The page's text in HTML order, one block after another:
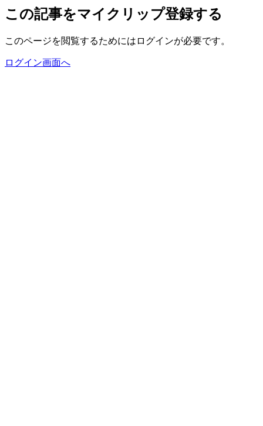
この記事をマイクリップ登録する
このページを閲覧するためにはログインが必要です。
ログイン画面へ